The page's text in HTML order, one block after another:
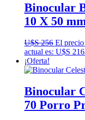
Binocular
10 X 50
U$S256 El
actual es: U$S
¡Oferta!
Binocular
70 Porro